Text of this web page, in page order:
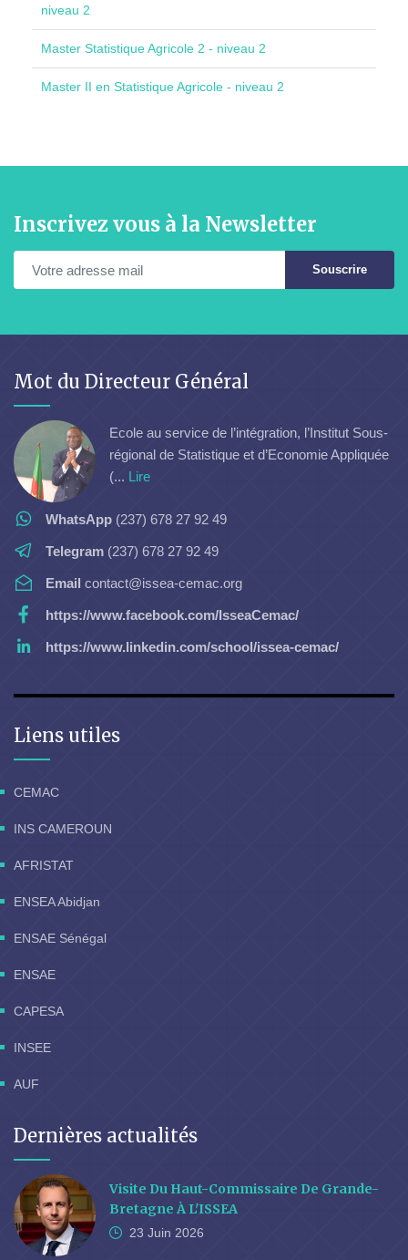
niveau 2
Master Statistique Agricole 2 - niveau 2
Master II en Statistique Agricole - niveau 2
Inscrivez vous à la Newsletter
Souscrire
Mot du Directeur Général
Ecole au service de l’intégration, l’Institut Sous-
régional de Statistique et d’Economie Appliquée
(... Lire
WhatsApp (237) 678 27 92 49
Telegram (237) 678 27 92 49
Email contact@issea-cemac.org
https://www.facebook.com/IsseaCemac/
https://www.linkedin.com/school/issea-cemac/
Liens utiles
CEMAC
INS CAMEROUN
AFRISTAT
ENSEA Abidjan
ENSAE Sénégal
ENSAE
CAPESA
INSEE
AUF
Dernières actualités
Visite Du Haut-Commissaire De Grande-
Bretagne À L'ISSEA
23 Juin 2026